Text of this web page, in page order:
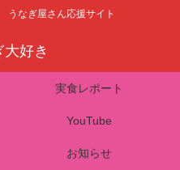
なぎ屋さん応援サイト
実食レポート
YouTube
お知らせ